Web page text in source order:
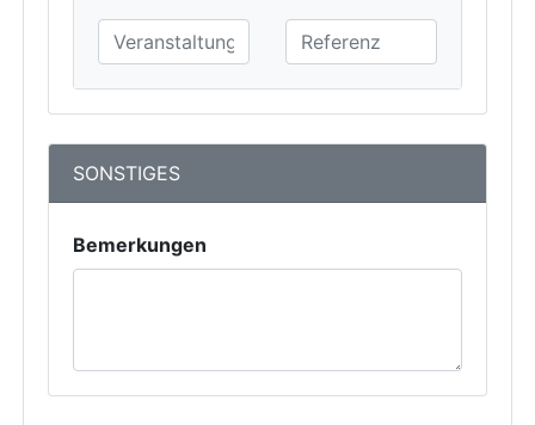
SONSTIGES
Bemerkungen